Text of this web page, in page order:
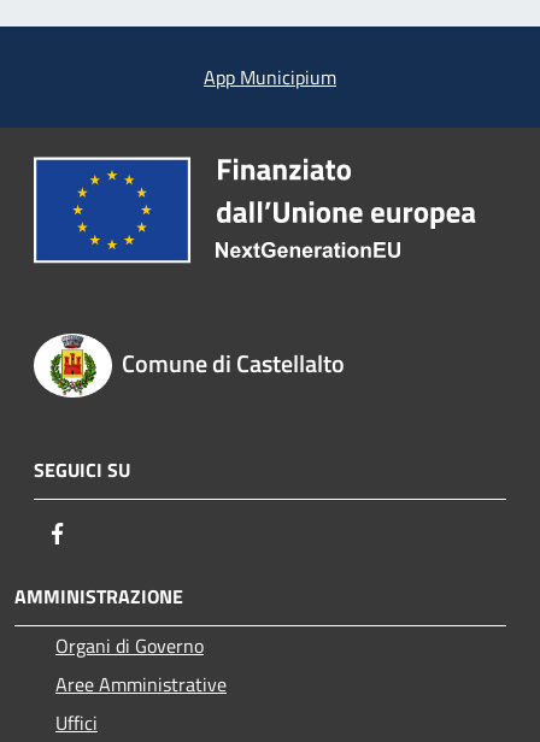
App Municipium
Comune di Castellalto
SEGUICI SU
AMMINISTRAZIONE
Organi di Governo
Aree Amministrative
Uffici